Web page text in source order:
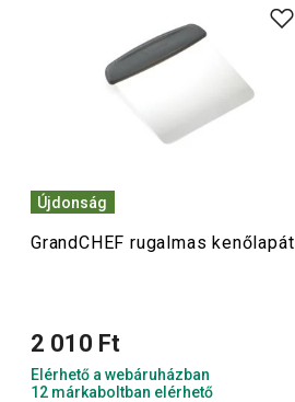
Újdonság
GrandCHEF rugalmas kenőlapát
2 010 Ft
Elérhető a webáruházban
12 márkaboltban elérhető